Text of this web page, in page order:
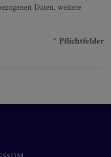
Daten, weitere
* Pflichtfelder